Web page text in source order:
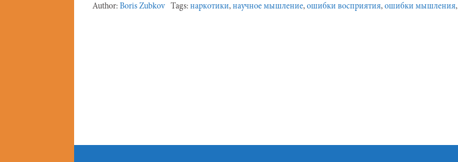
Author: Boris Zubkov Tags: наркотики, научное мышление, ошибки восприятия, ошибки мышления,